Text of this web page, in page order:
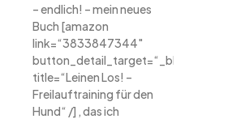
– endlich! – mein neues
Buch [amazon
link=“3833847344″
button_detail_target=“_blank“
title=“Leinen Los! –
Freilauftraining für den
Hund“ /] , das ich